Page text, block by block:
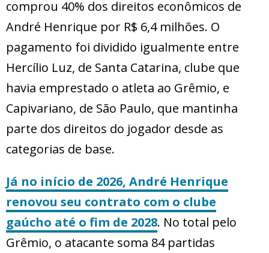
comprou 40% dos direitos econômicos de
André Henrique por R$ 6,4 milhões. O
pagamento foi dividido igualmente entre
Hercílio Luz, de Santa Catarina, clube que
havia emprestado o atleta ao Grêmio, e
Capivariano, de São Paulo, que mantinha
parte dos direitos do jogador desde as
categorias de base.
Já no início de 2026, André Henrique
renovou seu contrato com o clube
gaúcho até o fim de 2028. No total pelo
Grêmio, o atacante soma 84 partidas